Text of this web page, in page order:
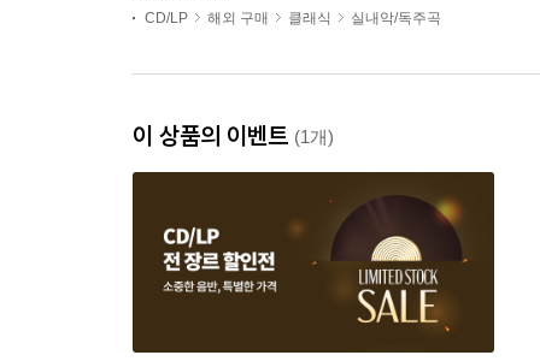
CD/LP 해외 구매 클래식 실내악/독주곡
이 상품의 이벤트 (1개)